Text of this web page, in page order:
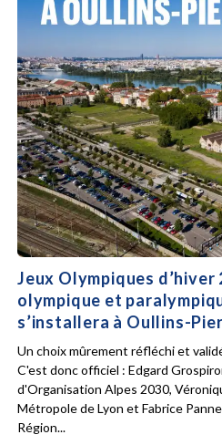
Jeux Olympiques d’hiver
olympique et
s’installera à Oullins-
Un choix mûrement réfléchi et
C'est donc officiel : Edgard
d'Organisation Alpes 2030,
Métropole de Lyon et Fabrice
Région...